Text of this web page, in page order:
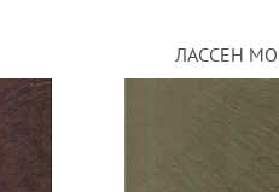
ЛАССЕН